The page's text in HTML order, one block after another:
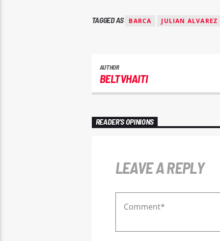
TAGGED AS BARCA JULIAN ALVAREZ
AUTHOR
BELTVHAITI
READER'S OPINIONS
LEAVE A REPLY